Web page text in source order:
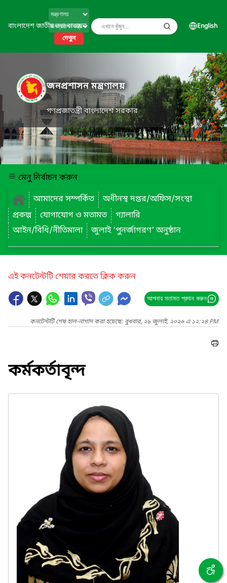
বাংলাদেশ জাতীয় তথ্য বাতায়ন
দেখুন
English
জনপ্রশাসন মন্ত্রণালয়
গণপ্রজাতন্ত্রী বাংলাদেশ সরকার
মেনু নির্বাচন করুন
আমাদের সম্পর্কিত
অধীনস্থ দপ্তর/অফিস/সংস্থা
প্রকল্প
যোগাযোগ ও মতামত
গ্যালারি
আইন/বিধি/নীতিমালা
জুলাই 'পুনর্জাগরণ' অনুষ্ঠান
এই কনটেন্টটি শেয়ার করতে ক্লিক করুন
আপনার মতামত প্রদান করুন
কনটেন্টটি শেষ হাল-নাগাদ করা হয়েছে: বুধবার, ২৯ জুলাই, ২০২৬ এ ১২:২৪ PM
কর্মকর্তাবৃন্দ